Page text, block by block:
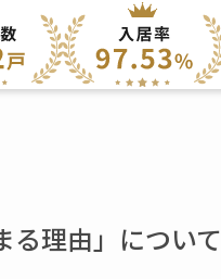
る理由」について